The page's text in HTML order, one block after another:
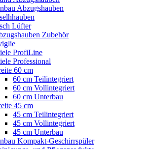
Abzugshauben
Lüfter
Zubehör
ProfiLine
Professional
60 cm
60 cm Teilintegriert
60 cm Vollintegriert
60 cm Unterbau
45 cm
45 cm Teilintegriert
45 cm Vollintegriert
45 cm Unterbau
Kompakt-Geschirrspüler